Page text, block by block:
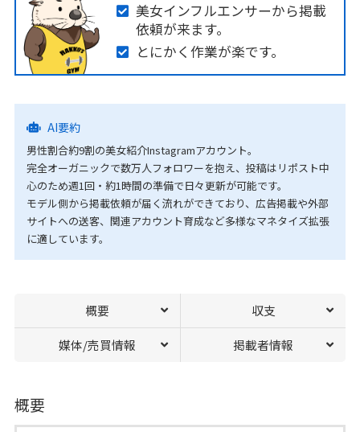
美女インフルエンサーから掲載
依頼が来ます。
とにかく作業が楽です。
AI要約
男性割合約9割の美女紹介Instagramアカウント。
完全オーガニックで数万人フォロワーを抱え、投稿はリポスト中
心のため週1回・約1時間の準備で日々更新が可能です。
モデル側から掲載依頼が届く流れができており、広告掲載や外部
サイトへの送客、関連アカウント育成など多様なマネタイズ拡張
に適しています。
概要 収支
媒体/売買情報 掲載者情報
概要